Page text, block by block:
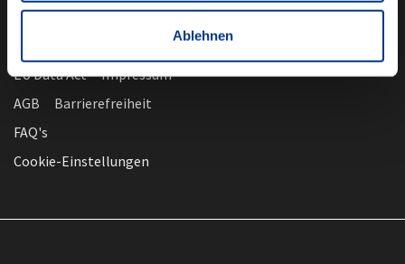
Ablehnen
EU Data Act
Impressum
AGB
Barrierefreiheit
FAQ's
Cookie-Einstellungen